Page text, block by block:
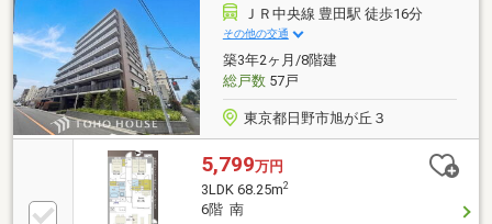
明、融資可能額や返済計画も明確にご案内。将来のロ
ーン残債を見える化し、金利上昇を考慮したライフプ
ランをご提案。理想の暮らしを叶える住まいをご紹介
します！【資料請求】、【見学予約】ボタンをクリッ
ク、【042-524-8898】までお気軽にご連絡ください！
ＪＲ中央線 豊田駅 徒歩16分
その他の交通
築3年2ヶ月/8階建
総戸数57戸
東京都日野市旭が丘３
5,799万円
3LDK 68.25m2
6階 南